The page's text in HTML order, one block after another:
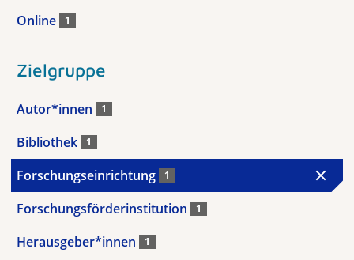
Online 1
Zielgruppe
Autor*innen 1
Bibliothek 1
Forschungseinrichtung 1
Forschungsförderinstitution 1
Herausgeber*innen 1